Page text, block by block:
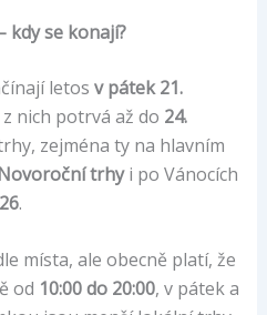
kdy se konají?
letos v pátek 21.
nich potrvá až do 24.
zejména ty na hlavním
trhyi po Vánocích
.
místa, ale obecně platí, že
od 10:00 do 20:00, v pátek a